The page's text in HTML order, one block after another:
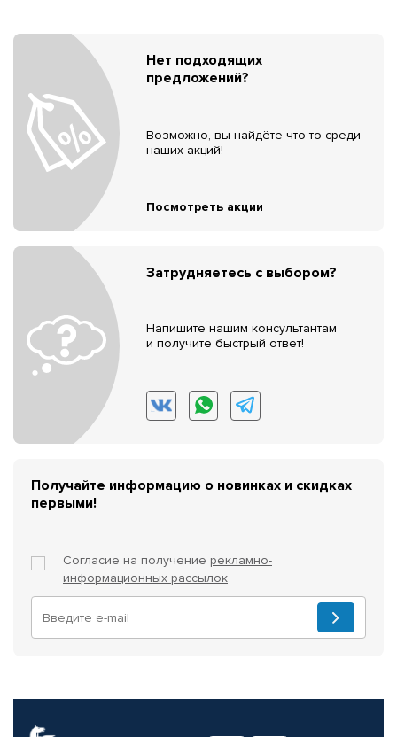
Нет подходящих
предложений?
Возможно, вы найдёте что-то среди
наших акций!
Посмотреть акции
Затрудняетесь с выбором?
Напишите нашим консультантам
и получите быстрый ответ!
Получайте информацию о новинках и скидках
первыми!
Согласие на получение рекламно-
информационных рассылок